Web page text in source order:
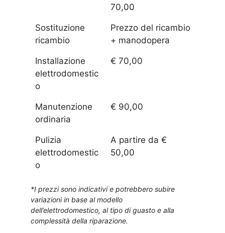
70,00
Sostituzione
ricambio
Prezzo del ricambio
+ manodopera
Installazione
elettrodomestic
o
€ 70,00
Manutenzione
ordinaria
€ 90,00
Pulizia
elettrodomestic
o
A partire da €
50,00
*I prezzi sono indicativi e potrebbero subire
variazioni in base al modello
dell’elettrodomestico, al tipo di guasto e alla
complessità della riparazione.